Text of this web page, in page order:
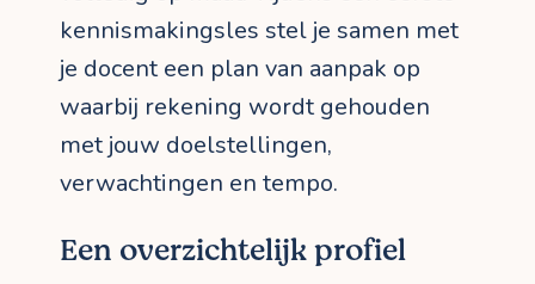
kennismakingsles stel je samen met
je docent een plan van aanpak op
waarbij rekening wordt gehouden
met jouw doelstellingen,
verwachtingen en tempo.
Een overzichtelijk profiel